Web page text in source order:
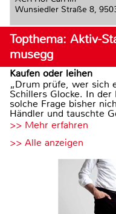
Wunsiedler Straße 8,
Topthema: Aktiv-
musegg
Kaufen oder leihen
„Drum prüfe, wer sich
Schillers Glocke. In
solche Frage bisher
Händler und tauschte
>> Mehr erfahren
>> Alle anzeigen